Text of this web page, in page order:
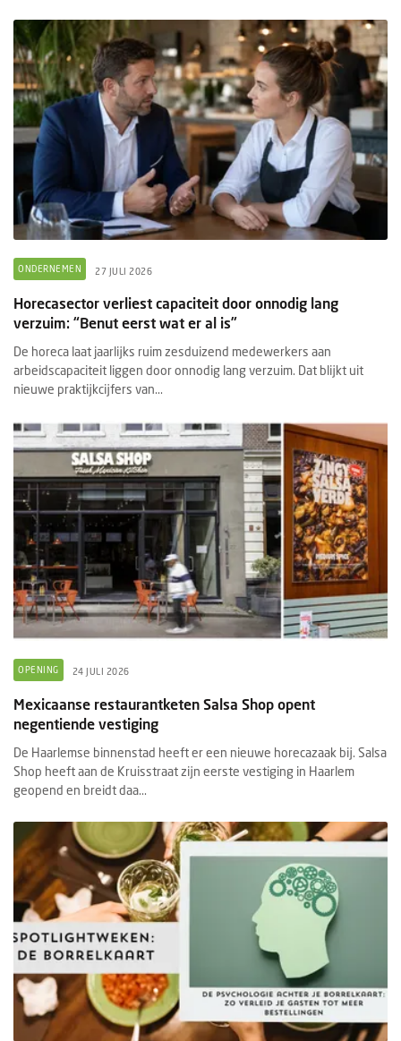
ONDERNEMEN 27 JULI 2026
Horecasector verliest capaciteit door onnodig lang
verzuim: “Benut eerst wat er al is”
De horeca laat jaarlijks ruim zesduizend medewerkers aan
arbeidscapaciteit liggen door onnodig lang verzuim. Dat blijkt uit
nieuwe praktijkcijfers van...
OPENING 24 JULI 2026
Mexicaanse restaurantketen Salsa Shop opent
negentiende vestiging
De Haarlemse binnenstad heeft er een nieuwe horecazaak bij. Salsa
Shop heeft aan de Kruisstraat zijn eerste vestiging in Haarlem
geopend en breidt daa...